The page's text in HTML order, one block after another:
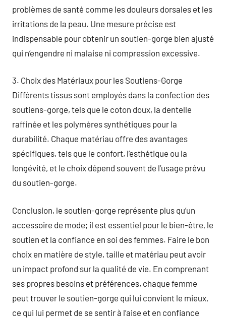
problèmes de santé comme les douleurs dorsales et les
irritations de la peau. Une mesure précise est
indispensable pour obtenir un soutien-gorge bien ajusté
qui n’engendre ni malaise ni compression excessive.
3. Choix des Matériaux pour les Soutiens-Gorge
Différents tissus sont employés dans la confection des
soutiens-gorge, tels que le coton doux, la dentelle
raffinée et les polymères synthétiques pour la
durabilité. Chaque matériau offre des avantages
spécifiques, tels que le confort, l’esthétique ou la
longévité, et le choix dépend souvent de l’usage prévu
du soutien-gorge.
Conclusion, le soutien-gorge représente plus qu’un
accessoire de mode; il est essentiel pour le bien-être, le
soutien et la confiance en soi des femmes. Faire le bon
choix en matière de style, taille et matériau peut avoir
un impact profond sur la qualité de vie. En comprenant
ses propres besoins et préférences, chaque femme
peut trouver le soutien-gorge qui lui convient le mieux,
ce qui lui permet de se sentir à l’aise et en confiance